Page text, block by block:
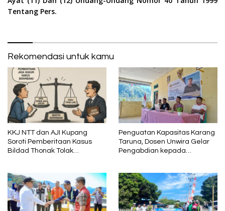
Tentang Pers.
Rekomendasi untuk kamu
KKJ NTT dan AJI Kupang
Soroti Pemberitaan Kasus
Bildad Thonak Tolak
Penguatan Kapasitas Karang
Taruna, Dosen Unwira Gelar
Pengabdian kepada